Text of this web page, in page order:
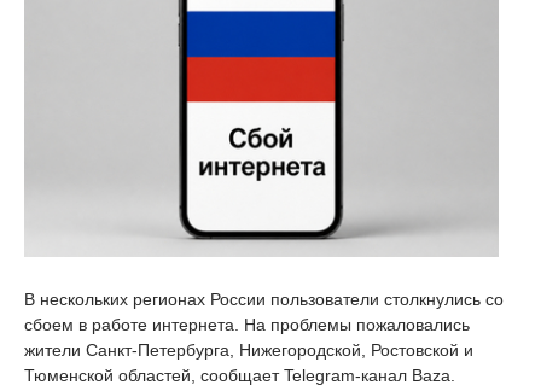
В нескольких регионах России пользователи столкнулись со
сбоем в работе интернета. На проблемы пожаловались
жители Санкт-Петербурга, Нижегородской, Ростовской и
Тюменской областей, сообщает Telegram-канал Baza.